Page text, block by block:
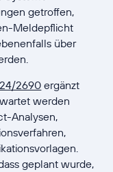
getroffen,
Meldepflicht
über
2690 ergänzt
werden
Analysen,
geplant wurde,